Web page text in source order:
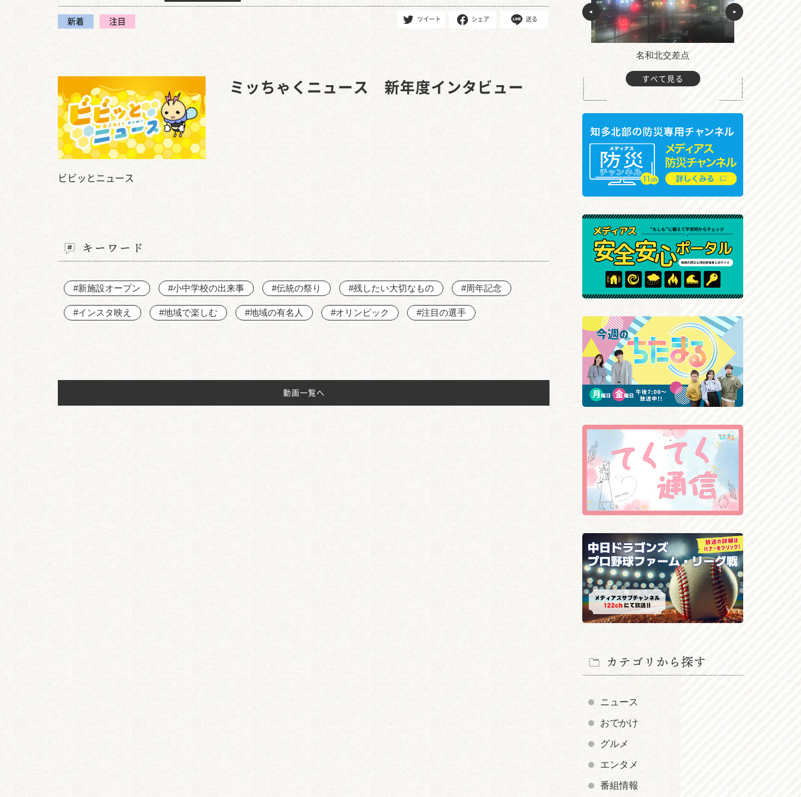
新着 注目 ツイート シェア 送る
ビビッとニュース
ミッちゃくニュース 新年度インタビュー
キーワード
#新施設オープン #小中学校の出来事 #伝統の祭り #残したい大切なもの #周年記念
#インスタ映え #地域で楽しむ #地域の有名人 #オリンピック #注目の選手
動画一覧へ
名和北交差点
すべて見る
カテゴリから探す
ニュース
おでかけ
グルメ
エンタメ
番組情報